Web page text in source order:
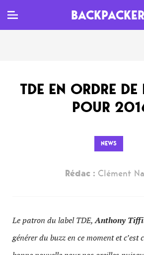
Clips
Dossiers
Tops
Interviews
Sorties
TDE EN ORDRE DE
POUR
NEWS
Rédac : Clément
Le patron du label TDE,Anthony
générer du buzz en ce moment et c’est